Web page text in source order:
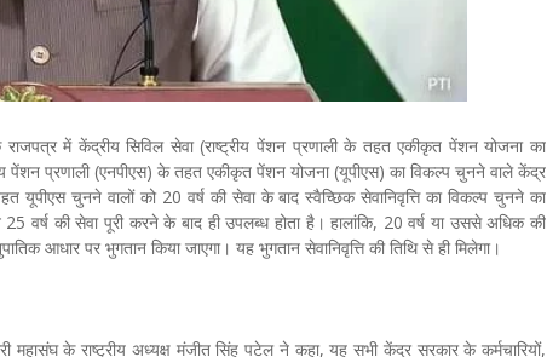
में केंद्रीय सिविल सेवा (राष्ट्रीय पेंशन प्रणाली के तहत एकीकृत पेंशन योजना का
पेंशन प्रणाली (एनपीएस) के तहत एकीकृत पेंशन योजना (यूपीएस) का विकल्प चुनने वाले केंद्र
यूपीएस चुनने वालों को 20 वर्ष की सेवा के बाद स्वैच्छिक सेवानिवृत्ति का विकल्प चुनने का
वर्ष की सेवा पूरी करने के बाद ही उपलब्ध होता है। हालांकि, 20 वर्ष या उससे अधिक की
आधार पर भुगतान किया जाएगा। यह भुगतान सेवानिवृत्ति की तिथि से ही मिलेगा।
महासंघ के राष्ट्रीय अध्यक्ष मंजीत सिंह पटेल ने कहा, यह सभी केंद्र सरकार के कर्मचारियों,